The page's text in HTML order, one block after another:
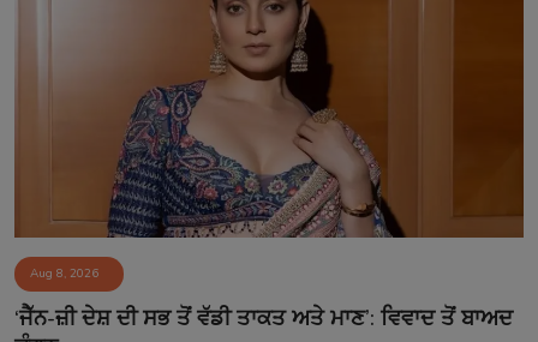
Aug 8, 2026
‘ਜੈੱਨ-ਜ਼ੀ ਦੇਸ਼ ਦੀ ਸਭ ਤੋਂ ਵੱਡੀ ਤਾਕਤ ਅਤੇ ਮਾਣ’: ਵਿਵਾਦ ਤੋਂ ਬਾਅਦ